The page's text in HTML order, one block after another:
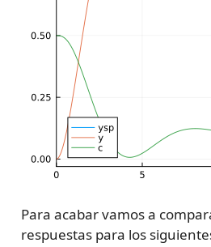
Para acabar vamos a
respuestas para los